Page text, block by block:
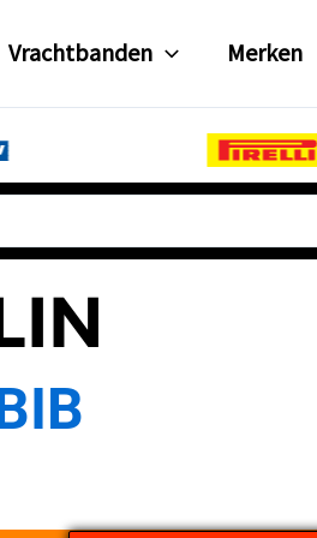
Vrachtbanden Merken